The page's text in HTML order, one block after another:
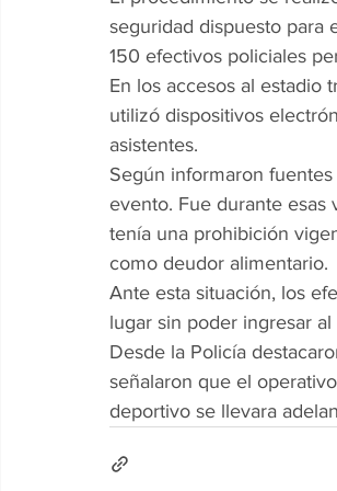
seguridad dispuesto para
150 efectivos policiales
En los accesos al estadio
utilizó dispositivos
asistentes.
Según informaron
evento. Fue durante esas
tenía una prohibición
como deudor alimentario.
Ante esta situación, los
lugar sin poder ingresar al
Desde la Policía
señalaron que el
deportivo se llevara